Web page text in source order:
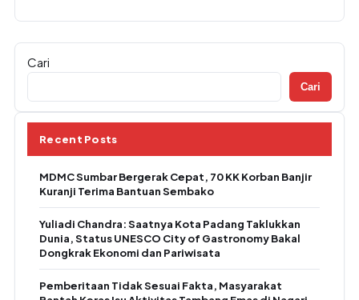
Cari
Cari
Recent Posts
MDMC Sumbar Bergerak Cepat, 70 KK Korban Banjir
Kuranji Terima Bantuan Sembako
Yuliadi Chandra: Saatnya Kota Padang Taklukkan
Dunia, Status UNESCO City of Gastronomy Bakal
Dongkrak Ekonomi dan Pariwisata
Pemberitaan Tidak Sesuai Fakta, Masyarakat